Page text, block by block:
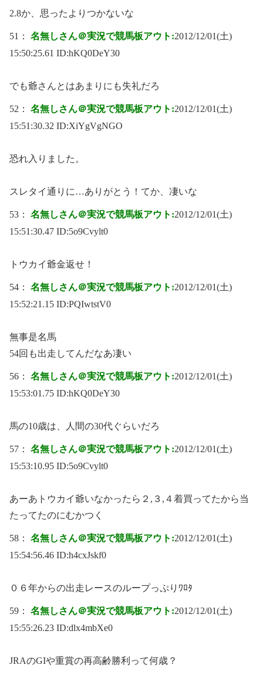
2.8か、思ったよりつかないな
51： 名無しさん＠実況で競馬板アウト:2012/12/01(土)
15:50:25.61 ID:hKQ0DeY30
でも爺さんとはあまりにも失礼だろ
52： 名無しさん＠実況で競馬板アウト:2012/12/01(土)
15:51:30.32 ID:XiYgVgNGO
恐れ入りました。
スレタイ通りに…ありがとう！てか、凄いな
53： 名無しさん＠実況で競馬板アウト:2012/12/01(土)
15:51:30.47 ID:5o9Cvylt0
トウカイ爺金返せ！
54： 名無しさん＠実況で競馬板アウト:2012/12/01(土)
15:52:21.15 ID:PQIwtstV0
無事是名馬
54回も出走してんだなあ凄い
56： 名無しさん＠実況で競馬板アウト:2012/12/01(土)
15:53:01.75 ID:hKQ0DeY30
馬の10歳は、人間の30代ぐらいだろ
57： 名無しさん＠実況で競馬板アウト:2012/12/01(土)
15:53:10.95 ID:5o9Cvylt0
あーあトウカイ爺いなかったら２,３,４着買ってたから当
たってたのにむかつく
58： 名無しさん＠実況で競馬板アウト:2012/12/01(土)
15:54:56.46 ID:h4cxJskf0
０６年からの出走レースのループっぷりﾜﾛﾀ
59： 名無しさん＠実況で競馬板アウト:2012/12/01(土)
15:55:26.23 ID:dlx4mbXe0
JRAのGIや重賞の再高齢勝利って何歳？